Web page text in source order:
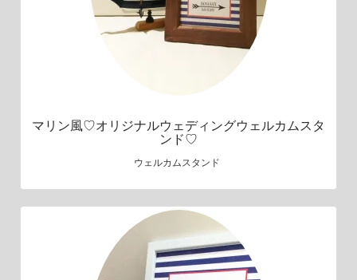
マリン風♡オリジナルウェディングウェルカムスタ
ンド♡
ウェルカムスタンド